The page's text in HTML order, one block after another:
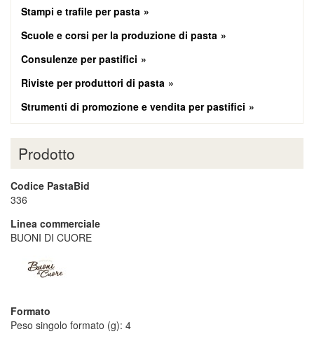
Stampi e trafile per pasta
Scuole e corsi per la produzione di pasta
Consulenze per pastifici
Riviste per produttori di pasta
Strumenti di promozione e vendita per pastifici
Prodotto
Codice PastaBid
336
Linea commerciale
BUONI DI CUORE
Formato
Peso singolo formato (g): 4